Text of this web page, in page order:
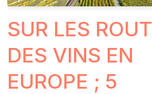
SUR LES
DES VINS EN
EUROPE ; 5